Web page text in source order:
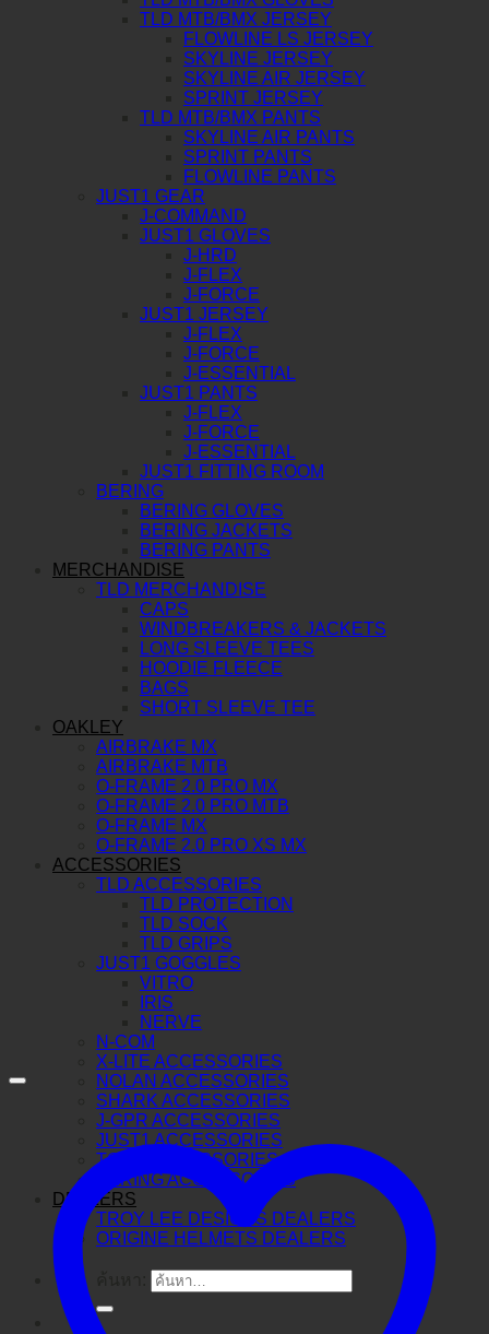
TLD MTB/BMX JERSEY
FLOWLINE LS JERSEY
SKYLINE JERSEY
SKYLINE AIR JERSEY
SPRINT JERSEY
TLD MTB/BMX PANTS
SKYLINE AIR PANTS
SPRINT PANTS
FLOWLINE PANTS
JUST1 GEAR
J-COMMAND
JUST1 GLOVES
J-HRD
J-FLEX
J-FORCE
JUST1 JERSEY
J-FLEX
J-FORCE
J-ESSENTIAL
JUST1 PANTS
J-FLEX
J-FORCE
J-ESSENTIAL
JUST1 FITTING ROOM
BERING
BERING GLOVES
BERING JACKETS
BERING PANTS
MERCHANDISE
TLD MERCHANDISE
CAPS
WINDBREAKERS & JACKETS
LONG SLEEVE TEES
HOODIE FLEECE
BAGS
SHORT SLEEVE TEE
OAKLEY
AIRBRAKE MX
AIRBRAKE MTB
O-FRAME 2.0 PRO MX
O-FRAME 2.0 PRO MTB
O-FRAME MX
O-FRAME 2.0 PRO XS MX
ACCESSORIES
TLD ACCESSORIES
TLD PROTECTION
TLD SOCK
TLD GRIPS
JUST1 GOGGLES
VITRO
IRIS
NERVE
N-COM
X-LITE ACCESSORIES
NOLAN ACCESSORIES
SHARK ACCESSORIES
J-GPR ACCESSORIES
JUST1 ACCESSORIES
TORC ACCESSORIES
BERING ACCESSORIES
DEALERS
TROY LEE DESIGNS DEALERS
ORIGINE HELMETS DEALERS